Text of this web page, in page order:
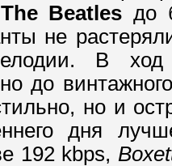
The Beatles до
не
В
до
но и
дня
192 kbps,